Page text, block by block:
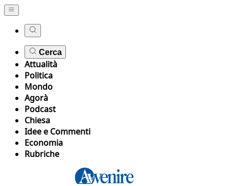
Cerca
Attualità
Politica
Mondo
Agorà
Podcast
Chiesa
Idee e Commenti
Economia
Rubriche